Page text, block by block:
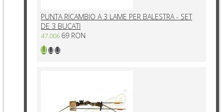
PUNTA RICAMBIO A 3 LAME PER BALESTRA - SET
DE 3 BUCATI
47.006 69 RON